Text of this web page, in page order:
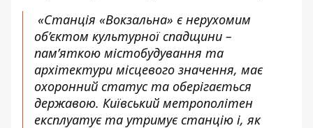
«Станція «Вокзальна» є нерухомим
об’єктом культурної спадщини –
пам’яткою містобудування та
архітектури місцевого значення, має
охоронний статус та оберігається
державою. Київський метрополітен
експлуатує та утримує станцію і, як